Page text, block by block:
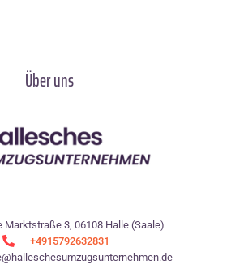
Über uns
Marktstraße 3, 06108 Halle (Saale)
+4915792632831